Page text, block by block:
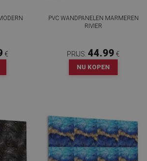
€
PVC WANDPANELEN MARMEREN
RIVIER
PRIJS: 44.99 €
NU KOPEN